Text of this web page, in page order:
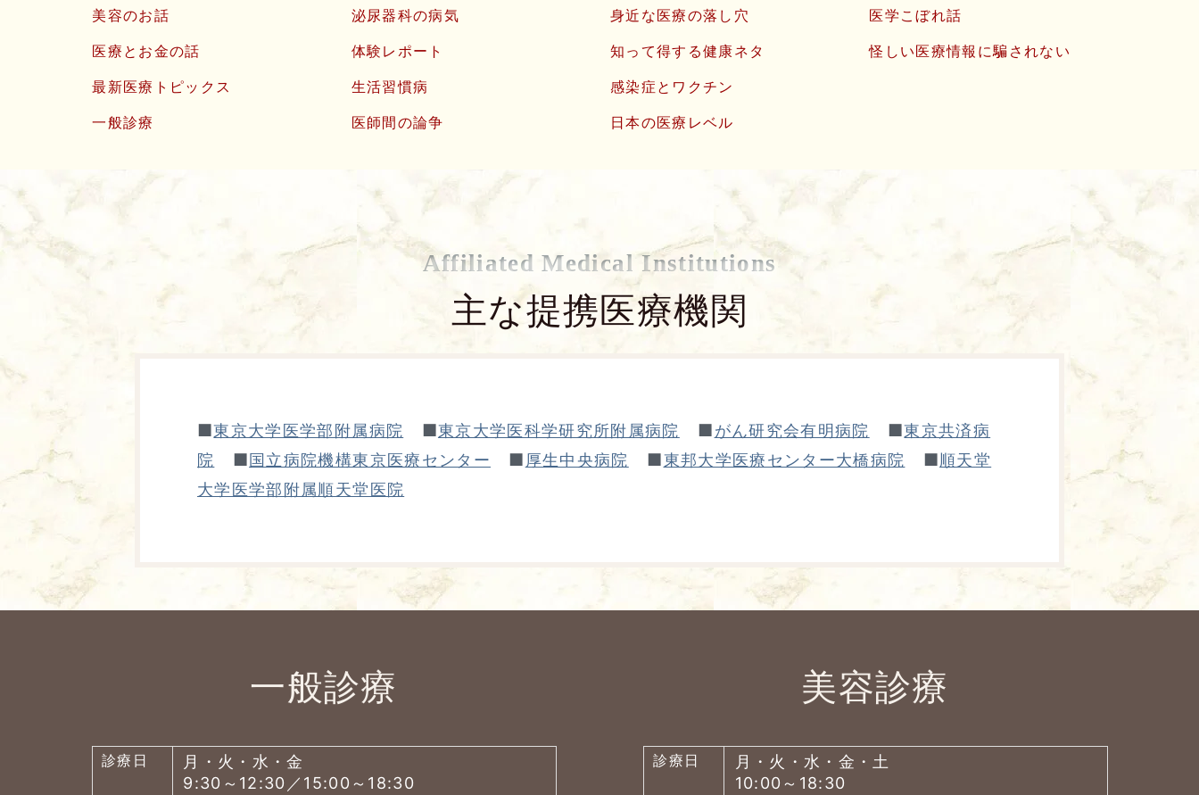
美容のお話
医療とお金の話
最新医療トピックス
一般診療
泌尿器科の病気
体験レポート
生活習慣病
医師間の論争
身近な医療の落し穴
知って得する健康ネタ
感染症とワクチン
日本の医療レベル
医学こぼれ話
怪しい医療情報に騙されない
Affiliated Medical Institutions
主な提携医療機関
■東京大学医学部附属病院 ■東京大学医科学研究所附属病院 ■がん研究会有明病院 ■東京共済病
院
■国立病院機構東京医療センター ■ 厚生中央病院 ■東邦大学医療センター大橋病院 ■順天堂
大学医学部附属順天堂医院
一般診療
診療日
月・火・水・金
9:30～12:30／15:00～18:30
美容診療
診療日
月・火・水・金・土
10:00～18:30